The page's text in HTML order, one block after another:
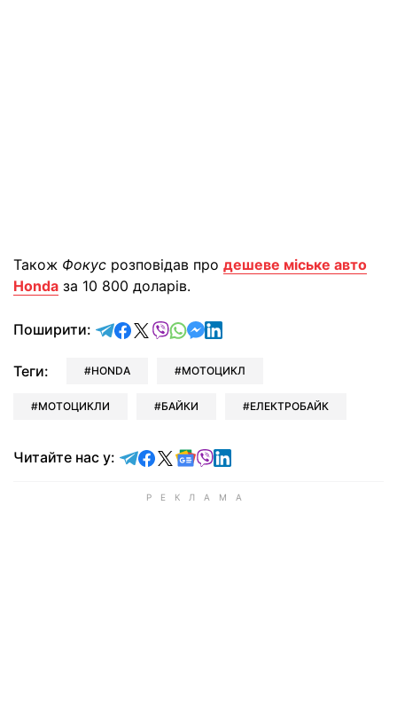
Також Фокус розповідав про дешеве міське авто
Honda за 10 800 доларів.
Поширити: відправити у Telegram
поділитись у Facebook
поділитись у X
відправити у Viber
відправити у Whatsapp
відправити у Messenger
відправити у LinkedIn
Теги: HONDA МОТОЦИКЛ
МОТОЦИКЛИ БАЙКИ ЕЛЕКТРОБАЙК
Читайте нас у: Читайте у Telegram
Читайте у Facebook
Читайте у X
Читайте у Google news
Читайте у Viber
Читайте у LinkedIn